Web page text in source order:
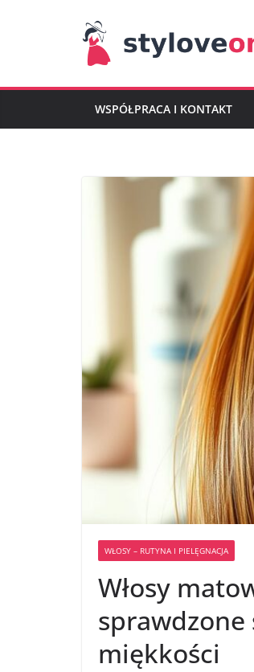
WSPÓŁPRACA I KONTAKT
WŁOSY – RUTYNA I PIELĘGNACJA
Włosy
miękkości